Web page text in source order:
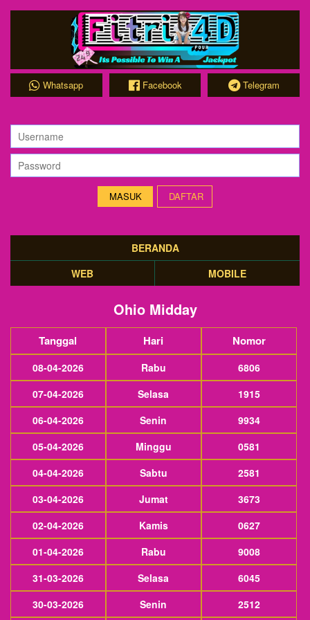
Whatsapp Facebook Telegram
DAFTAR
BERANDA
WEB
MOBILE
Ohio Midday
Tanggal Hari Nomor
08-04-2026 Rabu
6806
07-04-2026
Selasa
1915
06-04-2026
Senin
9934
05-04-2026
Minggu
0581
04-04-2026
Sabtu
2581
03-04-2026
Jumat
3673
02-04-2026
Kamis
0627
01-04-2026
Rabu
9008
31-03-2026
Selasa
6045
30-03-2026
Senin 2512